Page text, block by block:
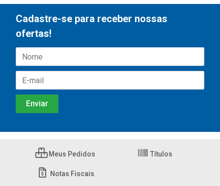
Cadastre-se para receber nossas
ofertas!
Meus Pedidos Títulos
Notas Fiscais